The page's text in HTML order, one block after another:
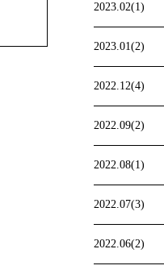
2023.02(1)
2023.01(2)
2022.12(4)
2022.09(2)
2022.08(1)
2022.07(3)
2022.06(2)